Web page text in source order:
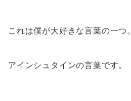
これは僕が大好きな言葉の一つ。
アインシュタインの言葉です。